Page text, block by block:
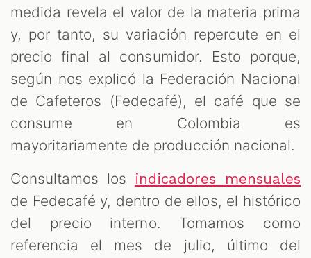
medida revela el valor de la materia prima
y, por tanto, su variación repercute en el
precio final al consumidor. Esto porque,
según nos explicó la Federación Nacional
de Cafeteros (Fedecafé), el café que se
consume en Colombia es
mayoritariamente de producción nacional.
Consultamos los
indicadores mensuales
de Fedecafé y, dentro de ellos, el histórico
del precio interno. Tomamos como
referencia el mes de julio, último del